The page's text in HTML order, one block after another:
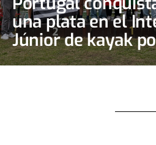
una plata en el
Júnior de kayak